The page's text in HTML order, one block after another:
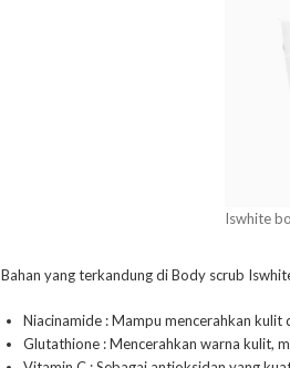
Iswhite
Bahan yang terkandung di Body scrub
Niacinamide : Mampu mencerahkan
Glutathione : Mencerahkan warna kulit,